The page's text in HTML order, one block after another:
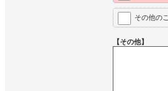
その他の
【その他】